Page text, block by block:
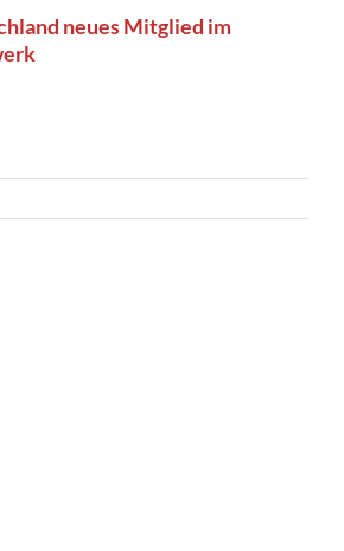
neues Mitglied im